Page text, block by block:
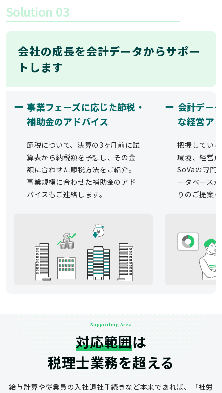
Solution 03
会社の成長を会計データからサポー
トします
ー 事業フェーズに応じた節税・
補助金のアドバイス
節税について、決算の3ヶ月前に試
算表から納税額を予想し、その金
額に合わせた節税方法をご紹介。
事業規模に合わせた補助金のアド
バイスもご連絡します。
ー 会計デー
な経営ア
把握してい
環境、経営
SoVaの専門
ータベース
りのご提案
Supporting Area
対応範囲は
税理士業務を超える
給与計算や従業員の入社退社手続きなど本来であれば、
「社労